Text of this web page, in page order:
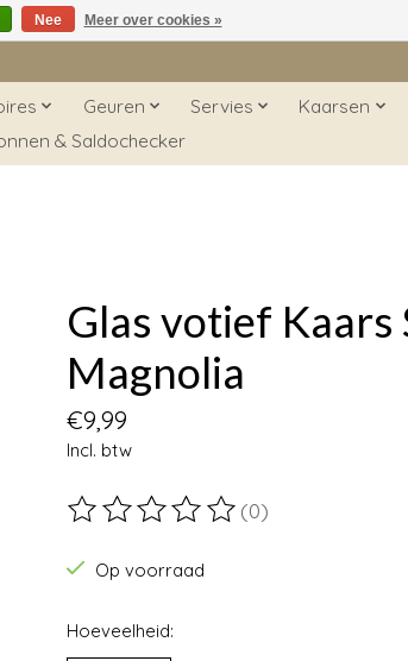
Geuren Servies
Kaarsen
& Saldochecker
Glas votief Kaars
Magnolia
€9,99
Incl. btw
De beoordeling van dit product is
(0)
Op voorraad
Hoeveelheid:
Nee Meer over cookies »